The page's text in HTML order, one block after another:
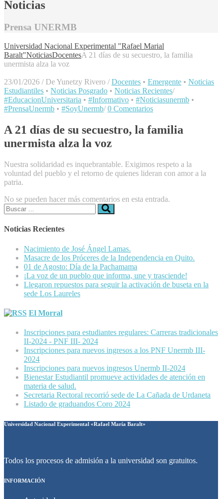
Noticias
Prensa UNERMB
Universidad Nacional Experimental "Rafael Marial
Baralt"NoticiasDocentesA 21 días de su secuestro, la familia
unermista alza la voz
23/01/2026 / De Yunetzy Rivero / Docentes • Emergente • Noticias
Estudiantiles • Noticias Posgrado • Noticias Recientes/
#EducacionUniversitaria • #Informativo • #Noticiasunermb •
#PrensaUnermb • #SoyUnermb/ 0 Comentarios
A 21 días de su secuestro, la familia
unermista alza la voz
Nuestra solidaridad es inquebrantable. Exigimos respeto a la
voluntad del pueblo y el retorno de quienes lideran con amor a la
patria.
No se pueden hacer más comentarios en esta entrada.
Buscar:
Noticias Recientes
Nacimiento de José Ángel Lamas.
Masacre de los Próceres de la Independencia en Quito.
01 de Agosto: Día de la Pachamama
¡La voz de un pueblo que informa, une y trasciende!
Llegaron repuestos para seguir la activación de buseta en la
sede Los Laureles
El Morral
Inscripciones para estudiantes regulares: Carreras tradicionales
II-2024 - PNF III- 2024
Inscripciones para nuevos ingresos a los PNF Unermb III-
2024
Inscripciones para nuevos ingresos Unermb II-2024
Bienestar Estudiantil promueve actividades de atención en
materia de salud.
Secretaria Rectoral recorrió sede de La Cañada de Urdaneta
Listado de graduandos Coro 2024
Universidad Nacional Experimental «Rafael María Baralt»
Todos los procesos de admisión a la universidad son gratuitos.
INFORMACIÓN